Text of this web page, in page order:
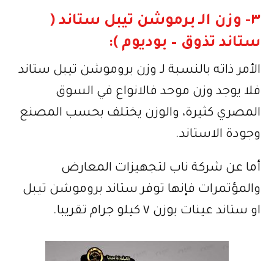
٣- وزن الـ برموشن تيبل ستاند (
ستاند تذوق‬‎ – بوديوم ):
الأمر ذاته بالنسبة لـ وزن بروموشن تيبل ستاند
فلا يوجد وزن موحد فالانواع في السوق
المصري كثيرة، والوزن يختلف بحسب المصنع
وجودة الاستاند.
أما عن شركة ناب لتجهيزات المعارض
والمؤتمرات فإنها توفر ستاند بروموشن تيبل
او ستاند عينات بوزن ٧ كيلو جرام تقريبا.